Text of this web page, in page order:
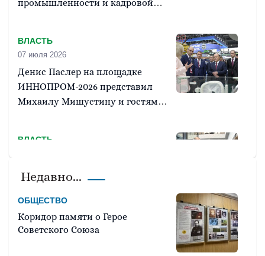
промышленности и кадровой
ВЛАСТЬ
07 июля 2026
Денис Паслер на площадке
ИННОПРОМ-2026 представил
Михаилу Мишустину и гостям
ВЛАСТЬ
Денис Паслер отметил
значимость создания на Среднем
Урале ЦОД для развития
цифровизации и укрепления
региональной экономики
Недавно...
ОБЩЕСТВО
Коридор памяти о Герое
Советского Союза